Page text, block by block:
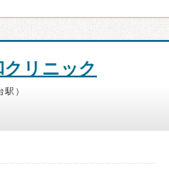
リニック
）